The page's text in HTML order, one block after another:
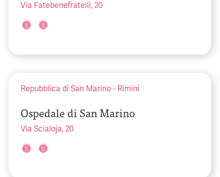
Via Fatebenefratelli, 20
Repubblica di San Marino - Rimini
Ospedale di San Marino
Via Scialoja, 20